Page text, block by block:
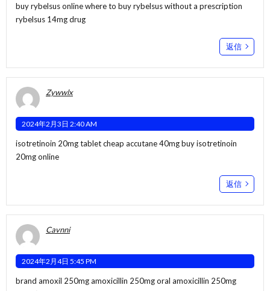
buy rybelsus onlinewhere to buy rybelsus without a prescription
rybelsus 14mg drug
返信
Zywwlx
2024年2月3日 2:40 AM
isotretinoin 20mg tabletcheap accutane 40mgbuy isotretinoin
20mg online
返信
Cavnni
2024年2月4日 5:45 PM
brand amoxil 250mgamoxicillin 250mg oral amoxicillin 250mg